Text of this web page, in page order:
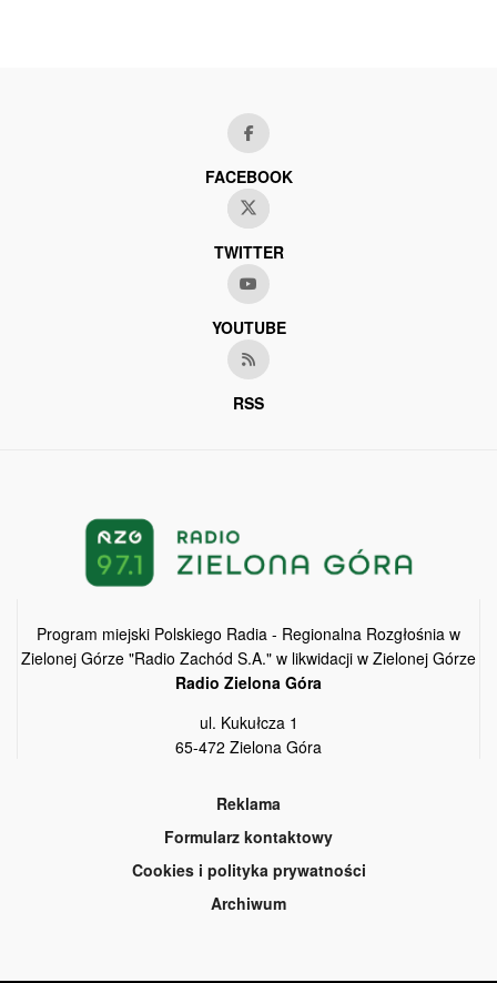
FACEBOOK
TWITTER
YOUTUBE
RSS
Program miejski Polskiego Radia - Regionalna Rozgłośnia w
Zielonej Górze "Radio Zachód S.A." w likwidacji w Zielonej Górze
Radio Zielona Góra
ul. Kukułcza 1
65-472 Zielona Góra
Reklama
Formularz kontaktowy
Cookies i polityka prywatności
Archiwum